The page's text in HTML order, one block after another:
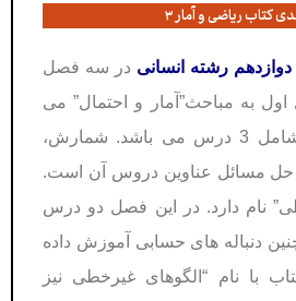
کتاب ریاضی و آمار ۳
رشته انسانی در سه فصل
به مباحث”آمار و احتمال” می
پردازد. این فصل خود شامل 3 درس می باشد. شمارش،
حل مسائل عناوین دروس آن است.
نام دارد. در این فصل دو درس
دنباله های حسابی آموزش داده
با نام “الگوهای غیرخطی نیز